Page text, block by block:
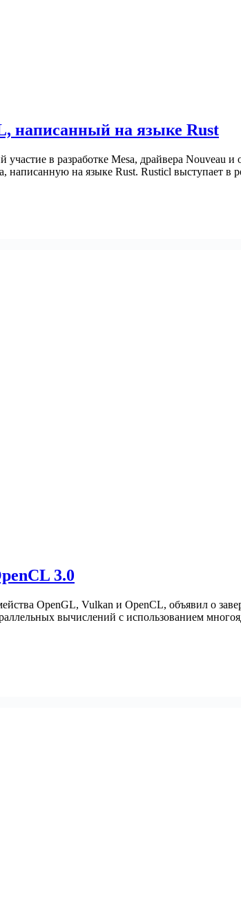
написанный на языке Rust
в разработке Mesa, драйвера Nouveau
на языке Rust. Rusticl выступает в
3.0
OpenGL, Vulkan и OpenCL, объявил о
вычислений с использованием